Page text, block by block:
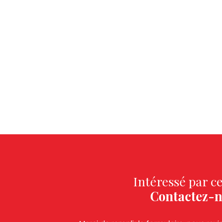
Intéressé par
Contactez-